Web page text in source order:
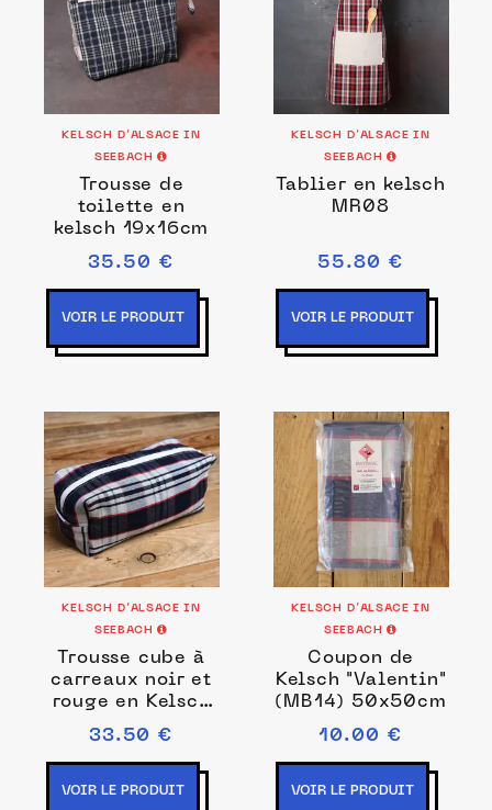
KELSCH D’ALSACE IN
SEEBACH
Trousse de
toilette en
kelsch 19x16cm
35.50 €
VOIR LE PRODUIT
KELSCH D’ALSACE IN
SEEBACH
Tablier en kelsch
MR08
55.80 €
VOIR LE PRODUIT
KELSCH D’ALSACE IN
SEEBACH
Trousse cube à
carreaux noir et
rouge en Kelsch
MB15
33.50 €
VOIR LE PRODUIT
KELSCH D’ALSACE IN
SEEBACH
Coupon de
Kelsch "Valentin"
(MB14) 50x50cm
10.00 €
VOIR LE PRODUIT